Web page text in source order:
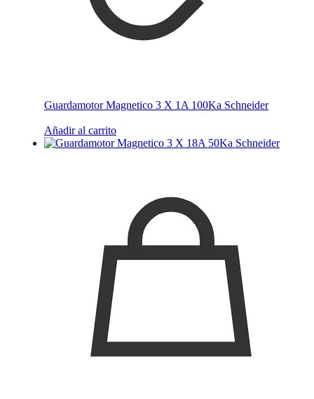
Guardamotor Magnetico 3 X 1A 100Ka Schneider
Añadir al carrito